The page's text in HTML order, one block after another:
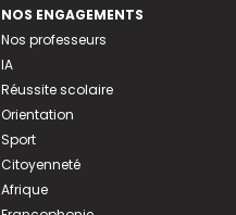
NOS ENGAGEMENTS
Nos professeurs
IA
Réussite scolaire
Orientation
Sport
Citoyenneté
Afrique